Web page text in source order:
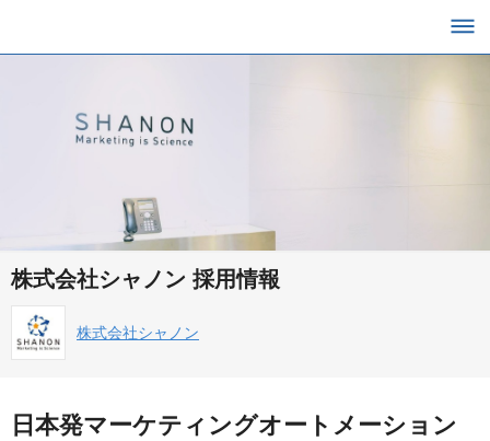
株式会社シャノン 採用情報
株式会社シャノン
日本発マーケティングオートメーション